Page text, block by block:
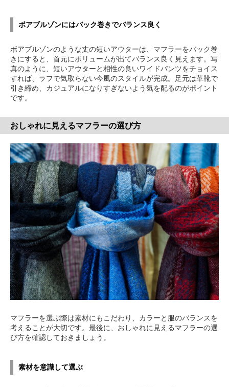
ボアブルゾンにはバック巻きでバランス良く
ボアブルゾンのような丈の短いアウターは、マフラーをバック巻
きにすると、首元にボリュームが出てバランス良く見えます。写
真のように、短いアウターと相性の良いワイドパンツをチョイス
すれば、ラフで気取らない今風のスタイルが完成。足元は革靴で
引き締め、カジュアルになりすぎないよう気を配るのがポイント
です。
おしゃれに見えるマフラーの選び方
マフラーを選ぶ際は素材にもこだわり、カラーと服のバランスを
考えることが大切です。最後に、おしゃれに見えるマフラーの選
び方を確認しておきましょう。
素材を意識して選ぶ